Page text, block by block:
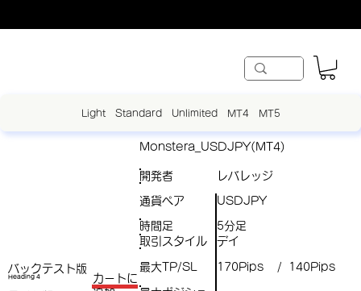
Light Standard Unlimited MT4 MT5
バックテスト版
Monstera_USDJPY(MT4)
開発者 レバレッジ
Heading 4
​カートに
通貨ペア USDJPY
取引スタイル デイ
最大TP/SL 170Pips / 140Pips
時間足 5分足